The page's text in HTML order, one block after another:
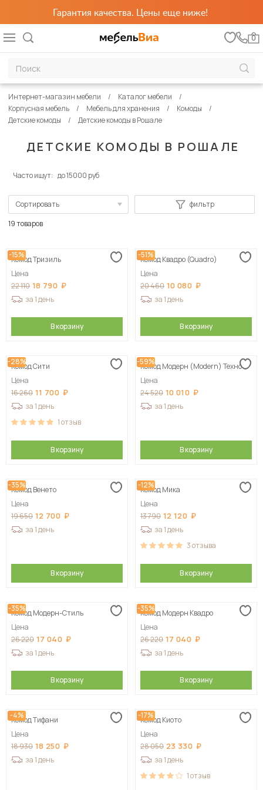
Гарантия качества. Цены еще ниже!
0
ДЕТСКИЕ КОМОДЫ В РОШАЛЕ
Интернет-магазин мебели
Каталог мебели
Корпусная мебель
Мебель для хранения
Комоды
Детские комоды
Детские комоды в Рошале
Часто ищут: до 15000 руб
Сортировать
Сначала дорогие
фильтр
19 товаров
-15%
Комод Тризиль
Цена
22 110 18 790
за 1 день
В корзину
-51%
Комод Квадро (Quadro)
Цена
20 460 10 080
за 1 день
В корзину
-28%
Комод Сити
Цена
16 260 11 700
за 1 день
1отзыв
В корзину
-59%
Комод Модерн (Modern) Техно
Цена
24 520 10 010
за 1 день
В корзину
-35%
Комод Венето
Цена
19 650 12 700
за 1 день
В корзину
-12%
Комод Мика
Цена
13 790 12 120
за 1 день
3отзыва
В корзину
-35%
Комод Модерн-Стиль
Цена
26 220 17 040
за 1 день
В корзину
-35%
Комод Модерн Квадро
Цена
26 220 17 040
за 1 день
В корзину
-4%
Комод Тифани
Цена
18 930 18 250
за 1 день
-17%
Комод Киото
Цена
28 050 23 330
за 1 день
1отзыв